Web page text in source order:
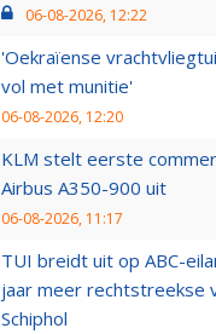
06-08-2026, 12:22
'Oekraïense
vol met munitie'
06-08-2026, 12:20
KLM stelt eerste
Airbus A350-900 uit
06-08-2026, 11:17
TUI breidt uit op ABC-
jaar meer rechtstreekse
Schiphol